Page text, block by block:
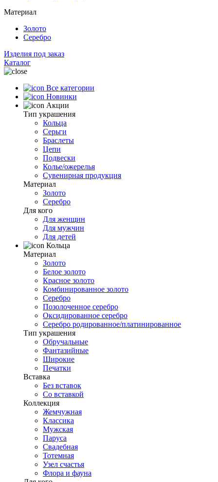
Материал
Золото
Серебро
Изделия под заказ
Каталог
Все категории
Новинки
Акции
Тип украшения
Кольца
Серьги
Браслеты
Цепи
Подвески
Колье/ожерелья
Сувенирная продукция
Материал
Золото
Серебро
Для кого
Для женщин
Для мужчин
Для детей
Кольца
Материал
Золото
Белое золото
Красное золото
Комбинированное золото
Серебро
Позолоченное серебро
Оксидированное серебро
Серебро родированное/платинированное
Тип украшения
Обручальные
Фантазийные
Широкие
Печатки
Вставка
Без вставок
Со вставкой
Коллекция
Жемчужная
Классика
Мужская
Паруса
Свадебная
Тотемная
Узел счастья
Флора и фауна